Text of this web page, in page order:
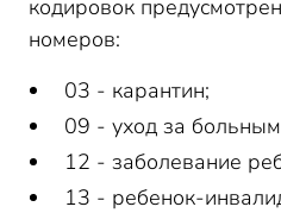
кодировок
номеров:
03 - карантин;
09 - уход за
12 - заболевание
13 - ребенок-